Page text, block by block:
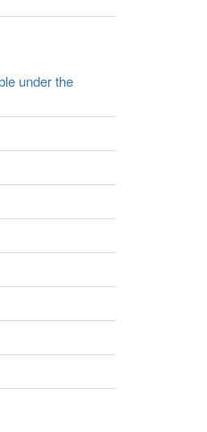
under the